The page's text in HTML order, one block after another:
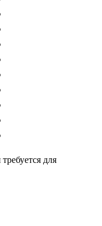
для